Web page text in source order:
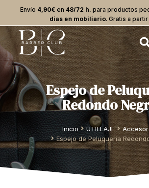
Envío 4,90€ en 48/72 h. para productos
dias en mobiliario. Gratis a
Espejo de
Redondo
Estás aquí: Inicio UTILLAJE
Espejo de Peluqueria